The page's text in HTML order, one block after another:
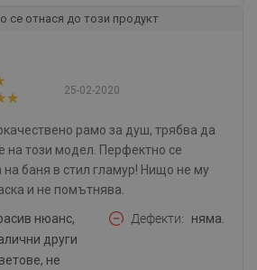
се отнася до този продукт
25-02-2020
рамо за душ, трябва да
на този модел. Перфектно се
на баня в стил гламур! Нищо не му
и не помътнява.
нюанс,
други
не
Дефекти няма.